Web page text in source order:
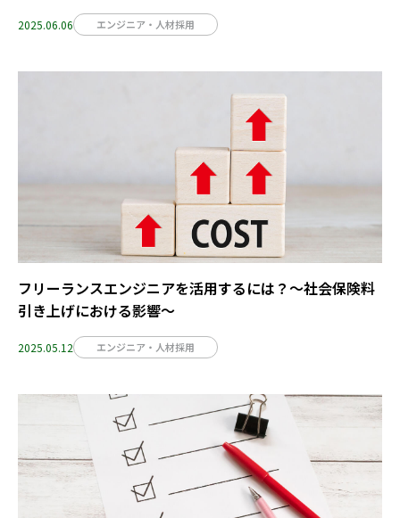
2025.06.06 エンジニア・人材採用
フリーランスエンジニアを活用するには？～社会保険料
引き上げにおける影響～
2025.05.12 エンジニア・人材採用